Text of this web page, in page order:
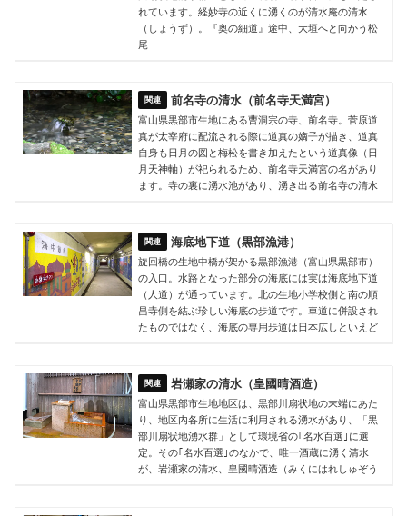
れています。経妙寺の近くに湧くのが清水庵の清水
（しょうず）。『奥の細道』途中、大垣へと向かう松
尾
前名寺の清水（前名寺天満宮）
富山県黒部市生地にある曹洞宗の寺、前名寺。菅原道
真が太宰府に配流される際に道真の嫡子が描き、道真
自身も日月の図と梅松を書き加えたという道真像（日
月天神軸）が祀られるため、前名寺天満宮の名があり
ます。寺の裏に湧水池があり、湧き出る前名寺の清水
海底地下道（黒部漁港）
旋回橋の生地中橋が架かる黒部漁港（富山県黒部市）
の入口。水路となった部分の海底には実は海底地下道
（人道）が通っています。北の生地小学校側と南の順
昌寺側を結ぶ珍しい海底の歩道です。車道に併設され
たものではなく、海底の専用歩道は日本広しといえど
岩瀬家の清水（皇國晴酒造）
富山県黒部市生地地区は、黒部川扇状地の末端にあた
り、地区内各所に生活に利用される湧水があり、「黒
部川扇状地湧水群」として環境省の｢名水百選｣に選
定。その｢名水百選｣のなかで、唯一酒蔵に湧く清水
が、岩瀬家の清水、皇國晴酒造（みくにはれしゅぞう